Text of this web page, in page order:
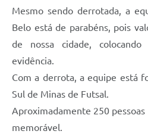
Mesmo sendo derrotada, a
Belo está de parabéns, pois
de nossa cidade,
evidência.
Com a derrota, a equipe está
Sul de Minas de Futsal.
Aproximadamente 250
memorável.